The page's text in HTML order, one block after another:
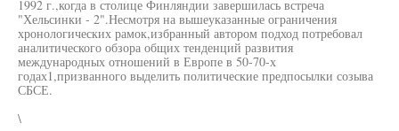
1992 г.,когда в столице Финляндии завершилась встреча
"Хельсинки - 2".Несмотря на вышеуказанные ограничения
хронологических рамок,избранный автором подход потребовал
аналитического обзора общих тенденций развития
международных отношений в Европе в 50-70-х
годах1,призванного выделить политические предпосылки созыва
СБСЕ.
\